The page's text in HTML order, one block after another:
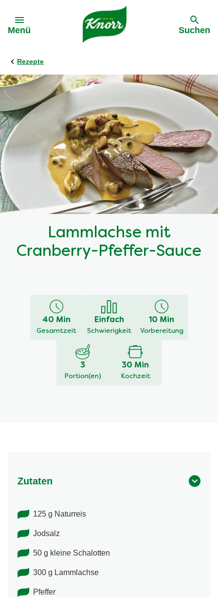
Menü Suchen
Rezepte
Lammlachse mit
Cranberry-Pfeffer-Sauce
40 Min
Gesamtzeit
Einfach
Schwierigkeit
10 Min
Vorbereitung
3
Portion(en)
30 Min
Kochzeit
Zutaten
125 g Naturreis
Jodsalz
50 g kleine Schalotten
300 g Lammlachse
Pfeffer